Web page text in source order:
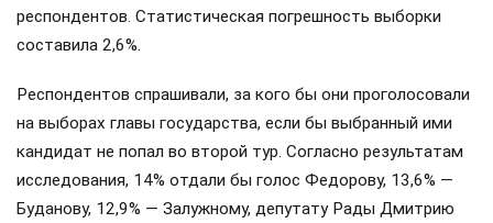
респондентов. Статистическая погрешность выборки
составила 2,6%.
Респондентов спрашивали, за кого бы они проголосовали
на выборах главы государства, если бы выбранный ими
кандидат не попал во второй тур. Согласно результатам
исследования, 14% отдали бы голос Федорову, 13,6% —
Буданову, 12,9% — Залужному, депутату Рады Дмитрию